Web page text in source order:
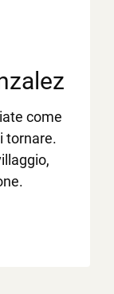
come
tornare.